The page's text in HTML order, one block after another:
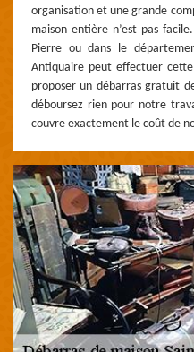
organisation et une grande
maison entière n’est pas
Pierre ou dans le
Antiquaire peut effectuer
proposer un débarras gratuit
déboursez rien pour notre
couvre exactement le coût de